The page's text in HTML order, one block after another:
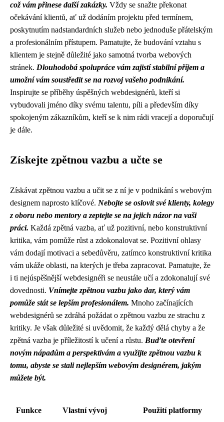
což vám přinese další zakázky. Vždy se snažte překonat
očekávání klientů, ať už dodáním projektu před termínem,
poskytnutím nadstandardních služeb nebo jednoduše přátelským
a profesionálním přístupem. Pamatujte, že budování vztahu s
klientem je stejně důležité jako samotná tvorba webových
stránek. Dlouhodobá spolupráce vám zajistí stabilní příjem a
umožní vám soustředit se na rozvoj vašeho podnikání.
Inspirujte se příběhy úspěšných webdesignérů, kteří si
vybudovali jméno díky svému talentu, píli a především díky
spokojeným zákazníkům, kteří se k nim rádi vracejí a doporučují
je dále.
Získejte zpětnou vazbu a učte se
Získávat zpětnou vazbu a učit se z ní je v podnikání s webovým
designem naprosto klíčové. Nebojte se oslovit své klienty, kolegy
z oboru nebo mentory a zeptejte se na jejich názor na vaši
práci. Každá zpětná vazba, ať už pozitivní, nebo konstruktivní
kritika, vám pomůže růst a zdokonalovat se. Pozitivní ohlasy
vám dodají motivaci a sebedůvěru, zatímco konstruktivní kritika
vám ukáže oblasti, na kterých je třeba zapracovat. Pamatujte, že
i ti nejúspěšnější webdesignéři se neustále učí a zdokonalují své
dovednosti. Vnímejte zpětnou vazbu jako dar, který vám
pomůže stát se lepším profesionálem. Mnoho začínajících
webdesignérů se zdráhá požádat o zpětnou vazbu ze strachu z
kritiky. Je však důležité si uvědomit, že každý dělá chyby a že
zpětná vazba je příležitostí k učení a růstu. Buďte otevření
novým nápadům a perspektivám a využijte zpětnou vazbu k
tomu, abyste se stali nejlepším webovým designérem, jakým
můžete být.
Funkce Vlastní vývoj Použití platformy